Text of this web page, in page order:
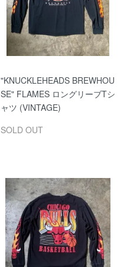
"KNUCKLEHEADS BREWHOU
SE" FLAMES ロングリーブTシ
ャツ (VINTAGE)
SOLD OUT